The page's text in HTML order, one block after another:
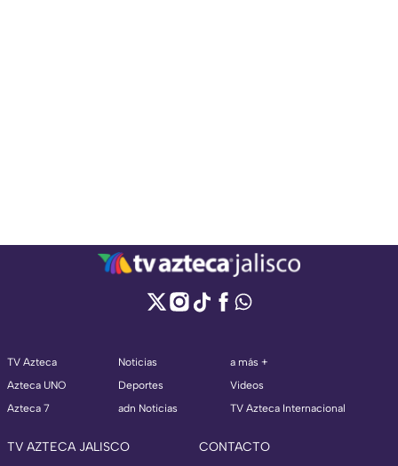
TV Azteca
Azteca UNO
Azteca 7
Noticias
Deportes
adn Noticias
a más +
Videos
TV Azteca Internacional
TV AZTECA JALISCO CONTACTO